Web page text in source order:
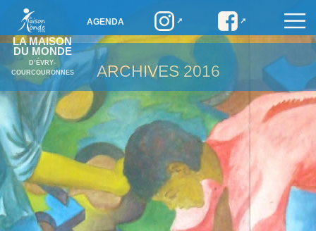
LA MAISON
DU MONDE
D’ÉVRY-
COURCOURONNES
AGENDA
ARCHIVES 2016